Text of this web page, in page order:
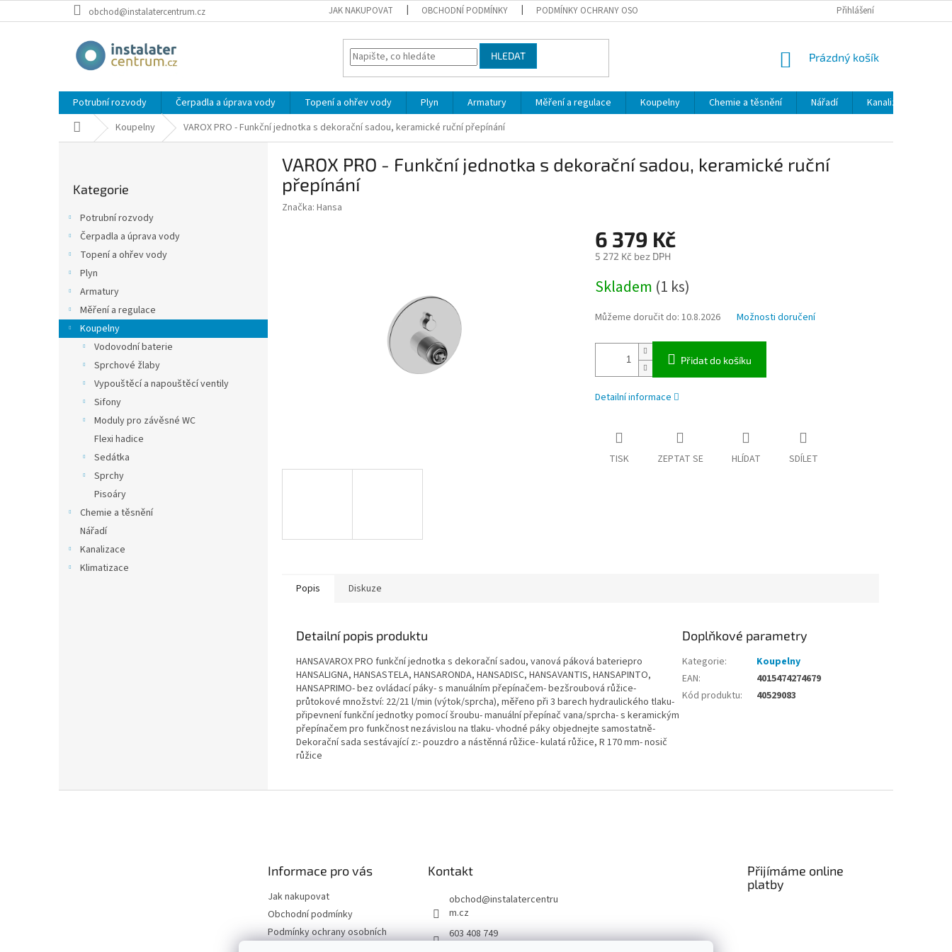
na
obchod@instalatercentrum.cz JAK NAKUPOVAT OBCHODNÍ PODMÍNKY PODMÍNKY OCHRANY OSOBNÍCH ÚDAJŮ MOJE OBJEDNÁVKA
Přihlášení
HLEDAT
NÁKUPNÍ
Prázdný košík
Potrubní rozvody Čerpadla a úprava vody Topení a ohřev vody Plyn Armatury Měření a regulace Koupelny Chemie a těsnění Nářadí Kanalizace
Domů Koupelny VAROX PRO - Funkční jednotka s dekorační sadou, keramické ruční přepínání
n
e
kategorie
Kategorie
Potrubní rozvody
Čerpadla a úprava vody
Topení a ohřev vody
Plyn
Armatury
Měření a regulace
Koupelny
Vodovodní baterie
Sprchové žlaby
Vypouštěcí a napouštěcí ventily
Sifony
Moduly pro závěsné WC
Flexi hadice
Sedátka
Sprchy
Pisoáry
Chemie a těsnění
Nářadí
Kanalizace
Klimatizace
VAROX PRO - Funkční jednotka s dekorační sadou, keramické ruční
přepínání
Značka: Hansa
6 379 Kč
5 272 Kč bez DPH
cena:
Skladem (1 ks)
Můžeme doručit do: 10.8.2026 Možnosti doručení
Přidat do košíku
Detailní informace
TISK ZEPTAT SE HLÍDAT SDÍLET
Popis Diskuze
Detailní popis produktu
HANSAVAROX PRO funkční jednotka s dekorační sadou, vanová páková bateriepro
HANSALIGNA, HANSASTELA, HANSARONDA, HANSADISC, HANSAVANTIS, HANSAPINTO,
HANSAPRIMO- bez ovládací páky- s manuálním přepínačem- bezšroubová růžice-
průtokové množství: 22/21 l/min (výtok/sprcha), měřeno při 3 barech hydraulického tlaku-
připevnení funkční jednotky pomocí šroubu- manuální přepínač vana/sprcha- s keramickým
přepínačem pro funkčnost nezávislou na tlaku- vhodné páky objednejte samostatně-
Dekorační sada sestávající z:- pouzdro a nástěnná růžice- kulatá růžice, R 170 mm- nosič
růžice
Doplňkové parametry
Kategorie:
Koupelny
EAN:
4015474274679
Kód produktu: 40529083
Informace pro vás
Jak nakupovat
Obchodní podmínky
Podmínky ochrany osobních
údajů
Kontakt
obchod@instalatercentru
m.cz
603 408 749
Přijímáme online
platby